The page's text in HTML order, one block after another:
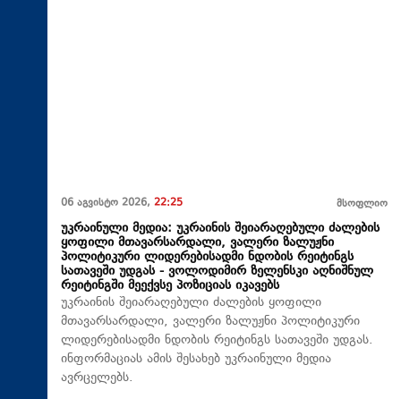
06 აგვისტო 2026, 22:25 მსოფლიო
უკრაინული მედია: უკრაინის შეიარაღებული ძალების
ყოფილი მთავარსარდალი, ვალერი ზალუჟნი
პოლიტიკური ლიდერებისადმი ნდობის რეიტინგს
სათავეში უდგას - ვოლოდიმირ ზელენსკი აღნიშნულ
რეიტინგში მეექვსე პოზიციას იკავებს
უკრაინის შეიარაღებული ძალების ყოფილი
მთავარსარდალი, ვალერი ზალუჟნი პოლიტიკური
ლიდერებისადმი ნდობის რეიტინგს სათავეში უდგას.
ინფორმაციას ამის შესახებ უკრაინული მედია
ავრცელებს.